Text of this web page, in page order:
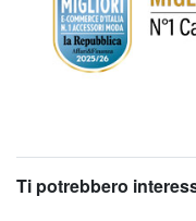
Ti potrebbero